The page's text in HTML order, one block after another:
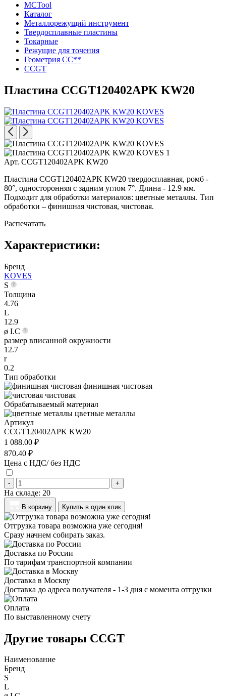
MCTool
Каталог
Металлорежущий инструмент
Твердосплавные пластины
Токарные
Режущие для точения
Геометрия CC**
CCGT
Пластина CCGT120402APK KW20
Арт. CCGT120402APK KW20
Пластина CCGT120402APK KW20 твердосплавная, ромб -
80°, односторонняя с задним углом 7°. Длина - 12.9 мм.
Подходит для обработки материалов: цветные металлы. Тип
обработки – финишная чистовая, чистовая.
Распечатать
Характеристики:
Бренд
KOVES
S
Толщина
4.76
L
12.9
ø I.C
размер вписанной окружности
12.7
r
0.2
Тип обработки
финишная чистовая
чистовая
Обрабатываемый материал
цветные металлы
Артикул
CCGT120402APK KW20
1 088.00 ₽
870.40 ₽
Цена с НДС/ без НДС
- +
На складе: 20
В корзину Купить в один клик
Отгрузка товара возможна уже сегодня!
Сразу начнем собирать заказ.
Доставка по России
По тарифам транспортной компании
Доставка в Москву
Доставка до адреса получателя - 1-3 дня с момента отгрузки
Оплата
По выставленному счету
Другие товары CCGT
Наименование
Бренд
S
L